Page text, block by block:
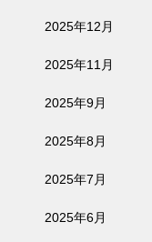
2025年12月
2025年11月
2025年9月
2025年8月
2025年7月
2025年6月